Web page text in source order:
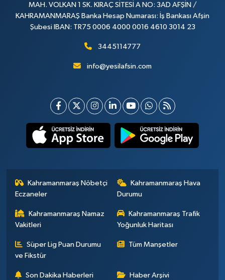
MAH. VOLKAN 1 SK. KIRAÇ SİTESİ A NO: 3AD AFŞİN /
KAHRAMANMARAŞ Banka Hesap Numarası: İş Bankası Afşin
Şubesi IBAN: TR75 0006 4000 0016 4610 3014 23
3445114777
info@yesilafsin.com
Kahramanmaraş Nöbetçi
Eczaneler
Kahramanmaraş Hava
Durumu
Kahramanmaraş Namaz
Vakitleri
Kahramanmaraş Trafik
Yoğunluk Haritası
Süper Lig Puan Durumu
ve Fikstür
Tüm Manşetler
Son Dakika Haberleri Haber Arşivi